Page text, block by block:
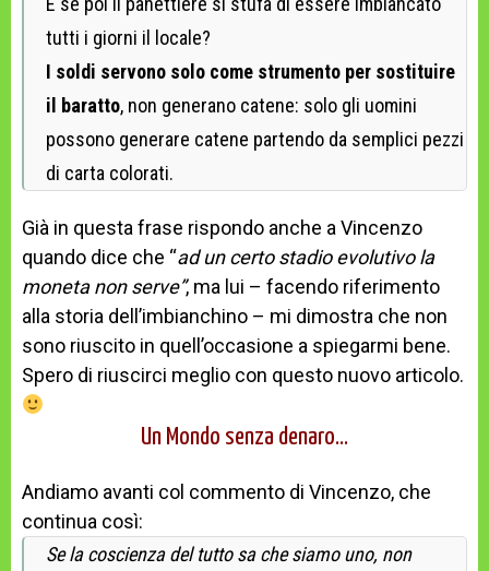
tutti i giorni il locale?
I soldi servono solo come strumento per sostituire
il baratto, non generano catene: solo gli uomini
possono generare catene partendo da semplici pezzi
di carta colorati.
Già in questa frase rispondo anche a Vincenzo
quando dice che “ad un certo stadio evolutivo la
moneta non serve”, ma lui – facendo riferimento
alla storia dell’imbianchino – mi dimostra che non
sono riuscito in quell’occasione a spiegarmi bene.
Spero di riuscirci meglio con questo nuovo articolo.
Un Mondo senza denaro…
Andiamo avanti col commento di Vincenzo, che
continua così:
Se la coscienza del tutto sa che siamo uno, non